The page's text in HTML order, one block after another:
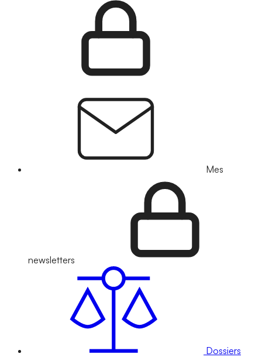
Mes
newsletters
Dossiers